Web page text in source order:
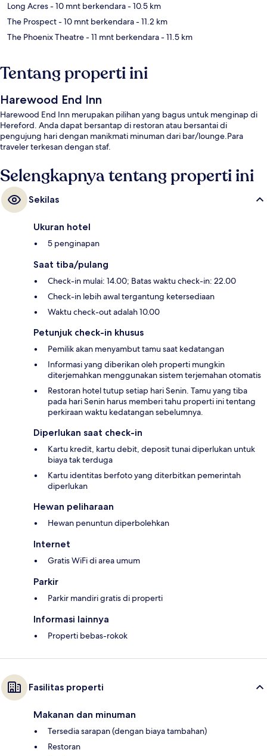
Long Acres- 10 mnt berkendara- 10.5 km
The Prospect- 10 mnt berkendara- 11.2 km
The Phoenix Theatre- 11 mnt berkendara- 11.5 km
Tentang properti ini
Harewood End Inn
Harewood End Inn merupakan pilihan yang bagus untuk menginap di
Hereford. Anda dapat bersantap di restoran atau bersantai di
pengujung hari dengan manikmati minuman dari bar/lounge.Para
traveler terkesan dengan staf.
Selengkapnya tentang properti ini
Sekilas
Ukuran hotel
5 penginapan
Saat tiba/pulang
Check-in mulai: 14.00; Batas waktu check-in: 22.00
Check-in lebih awal tergantung ketersediaan
Waktu check-out adalah 10.00
Petunjuk check-in khusus
Pemilik akan menyambut tamu saat kedatangan
Informasi yang diberikan oleh properti mungkin
diterjemahkan menggunakan sistem terjemahan otomatis
Restoran hotel tutup setiap hari Senin. Tamu yang tiba
pada hari Senin harus memberi tahu properti ini tentang
perkiraan waktu kedatangan sebelumnya.
Diperlukan saat check-in
Kartu kredit, kartu debit, deposit tunai diperlukan untuk
biaya tak terduga
Kartu identitas berfoto yang diterbitkan pemerintah
diperlukan
Hewan peliharaan
Hewan penuntun diperbolehkan
Internet
Gratis WiFi di area umum
Parkir
Parkir mandiri gratis di properti
Informasi lainnya
Properti bebas-rokok
Fasilitas properti
Makanan dan minuman
Tersedia sarapan (dengan biaya tambahan)
Restoran